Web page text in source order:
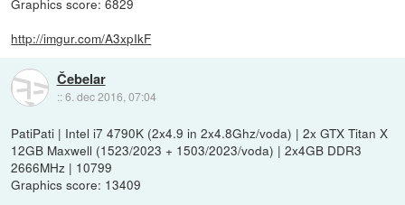
http://imgur.com/A3xpIkF
Čebelar
::6. dec 2016, 07:04
PatiPati | Intel i7 4790K (2x4.9 in 2x4.8Ghz/voda) | 2x GTX Titan X
12GB Maxwell (1523/2023 + 1503/2023/voda) | 2x4GB DDR3
2666MHz | 10799
Graphics score: 13409